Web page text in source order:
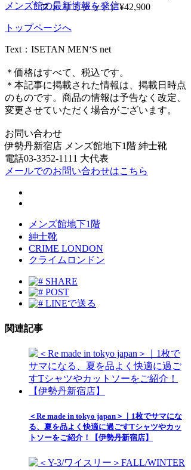
スト リミテッド）¥42,900
Text：ISETAN MEN‘S net
＊価格はすべて、税込です。
＊本記事に掲載された情報は、掲載日時点
のものです。商品の情報は予告なく改定、
変更させていただく場合がございます。
お問い合わせ
伊勢丹新宿店 メンズ館地下1階 紳士靴
電話03-3352-1111 大代表
メールでのお問い合わせはこちら
メンズ館地下1階
紳士靴
CRIME LONDON
クライムロンドン
SHARE
POST
LINEで送る
関連記事
＜Re made in tokyo japan＞｜1枚でサマにな
る、夏を品よく快適に過ごすTシャツやカッ
トソーをご紹介！【伊勢丹新宿店】
メンズ館の最新情報を発信
トップページへ